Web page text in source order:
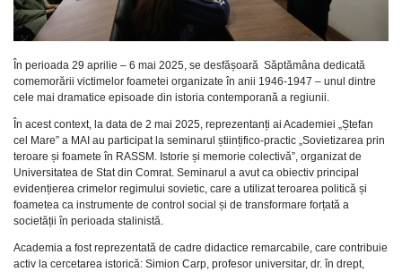
În perioada 29 aprilie – 6 mai 2025, se desfășoară Săptămâna dedicată
comemorării victimelor foametei organizate în anii 1946-1947 – unul dintre
cele mai dramatice episoade din istoria contemporană a regiunii.
În acest context, la data de 2 mai 2025, reprezentanți ai Academiei „Ștefan
cel Mare” a MAI au participat la seminarul științifico-practic „Sovietizarea prin
teroare și foamete în RASSM. Istorie și memorie colectivă”, organizat de
Universitatea de Stat din Comrat. Seminarul a avut ca obiectiv principal
evidențierea crimelor regimului sovietic, care a utilizat teroarea politică și
foametea ca instrumente de control social și de transformare forțată a
societății în perioada stalinistă.
Academia a fost reprezentată de cadre didactice remarcabile, care contribuie
activ la cercetarea istorică: Simion Carp, profesor universitar, dr. în drept,